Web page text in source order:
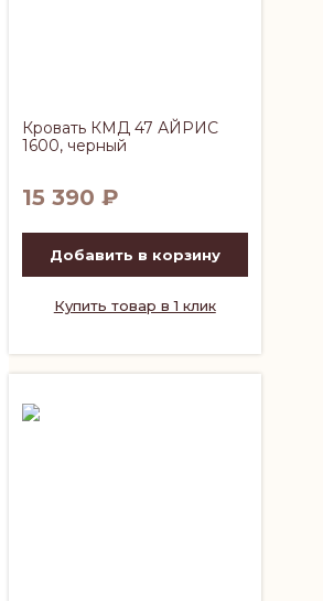
Кровать КМД 47 АЙРИС
1600, черный
15 390 ₽
Добавить в корзину
Купить товар в 1 клик